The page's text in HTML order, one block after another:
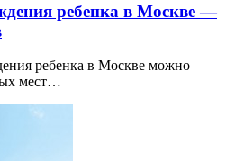
ребенка в Москве —
ребенка в Москве можно
мест…